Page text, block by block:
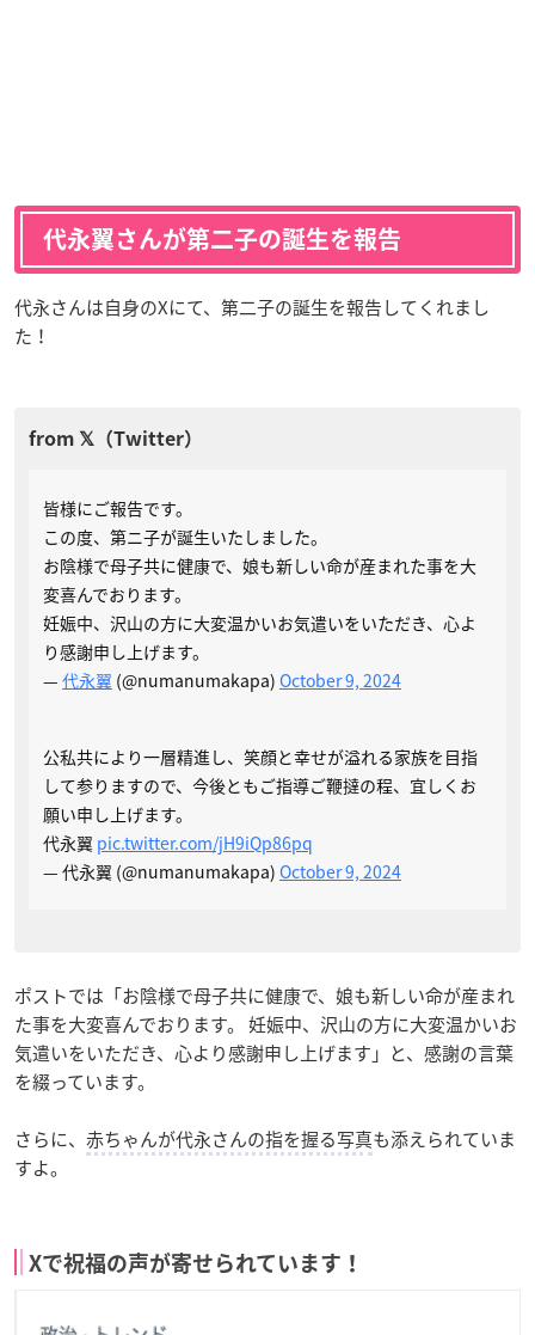
代永翼さんが第二子の誕生を報告
代永さんは自身のXにて、第二子の誕生を報告してくれまし
た！
皆様にご報告です。
この度、第ニ子が誕生いたしました。
お陰様で母子共に健康で、娘も新しい命が産まれた事を大
変喜んでおります。
妊娠中、沢山の方に大変温かいお気遣いをいただき、心よ
り感謝申し上げます。
— 代永翼 (@numanumakapa) October 9, 2024
公私共により一層精進し、笑顔と幸せが溢れる家族を目指
して参りますので、今後ともご指導ご鞭撻の程、宜しくお
願い申し上げます。
代永翼 pic.twitter.com/jH9iQp86pq
— 代永翼 (@numanumakapa) October 9, 2024
ポストでは「お陰様で母子共に健康で、娘も新しい命が産まれ
た事を大変喜んでおります。 妊娠中、沢山の方に大変温かいお
気遣いをいただき、心より感謝申し上げます」と、感謝の言葉
を綴っています。
さらに、 赤ちゃんが代永さんの指を握る写真も添えられていま
すよ。
Xで祝福の声が寄せられています！